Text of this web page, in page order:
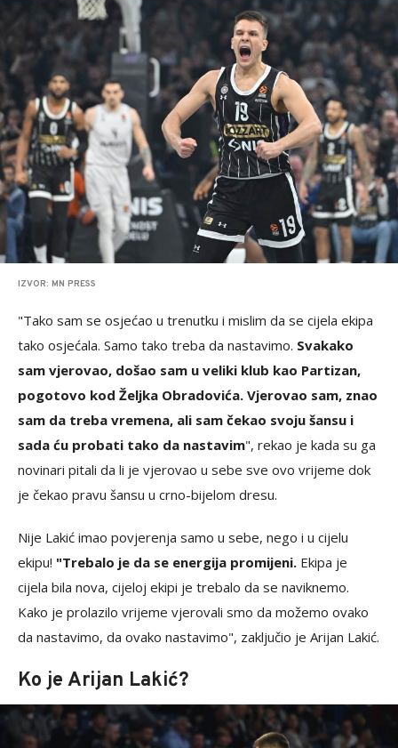
IZVOR: MN PRESS
"Tako sam se osjećao u trenutku i mislim da se cijela ekipa
tako osjećala. Samo tako treba da nastavimo. Svakako
sam vjerovao, došao sam u veliki klub kao Partizan,
pogotovo kod Željka Obradovića. Vjerovao sam, znao
sam da treba vremena, ali sam čekao svoju šansu i
sada ću probati tako da nastavim", rekao je kada su ga
novinari pitali da li je vjerovao u sebe sve ovo vrijeme dok
je čekao pravu šansu u crno-bijelom dresu.
Nije Lakić imao povjerenja samo u sebe, nego i u cijelu
ekipu! "Trebalo je da se energija promijeni. Ekipa je
cijela bila nova, cijeloj ekipi je trebalo da se naviknemo.
Kako je prolazilo vrijeme vjerovali smo da možemo ovako
da nastavimo, da ovako nastavimo", zaključio je Arijan Lakić.
Ko je Arijan Lakić?